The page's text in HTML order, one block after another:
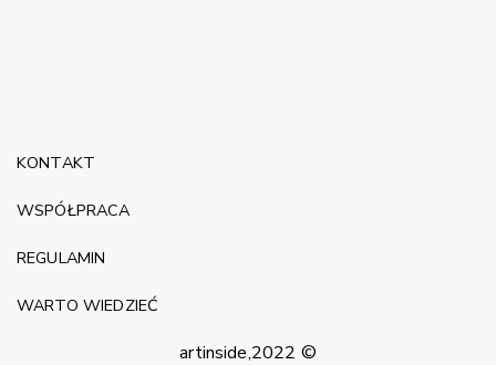
artinside,2022 ©
KONTAKT
WSPÓŁPRACA
REGULAMIN
WARTO WIEDZIEĆ